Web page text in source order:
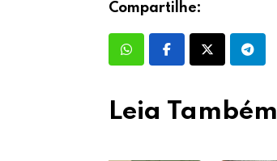
Compartilhe:
Leia Também